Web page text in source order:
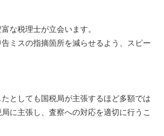
な税理士が立会います。
ミスの指摘箇所を減らせるよう、スピー
としても国税局が主張するほど多額では
に主張し、査察への対応を適切に行うこ